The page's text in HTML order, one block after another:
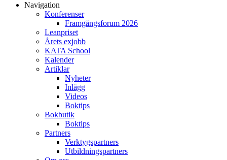
Navigation
Konferenser
Framgångsforum 2026
Leanpriset
Årets exjobb
KATA School
Kalender
Artiklar
Nyheter
Inlägg
Videos
Boktips
Bokbutik
Boktips
Partners
Verktygspartners
Utbildningspartners